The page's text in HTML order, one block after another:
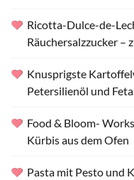
Ricotta-Dulce-de-
Räuchersalzzucker –
Knusprigste
Petersilienöl und Feta
Food & Bloom-
Kürbis aus dem Ofen
Pasta mit Pesto und